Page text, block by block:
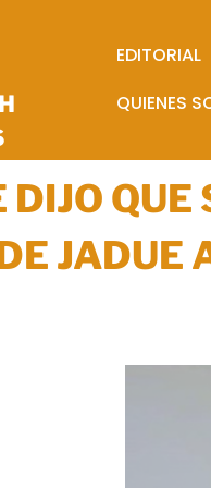
EDITORIAL
QUIENES
DIJO
JADUE